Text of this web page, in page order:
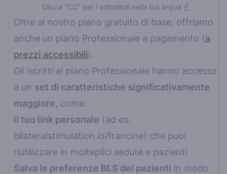
Clicca "CC" per i sottotitoli nella tua lingua ☝️
Oltre al nostro piano gratuito di base, offriamo
anche un piano Professionale a pagamento (a
prezzi accessibili).
Gli iscritti al piano Professionale hanno accesso
a un set di caratteristiche significativamente
maggiore, come:
Il tuo link personale (ad es.
bilateralstimulation.io/francine) che puoi
riutilizzare in molteplici sedute e pazienti
Salva le preferenze BLS dei pazienti in modo